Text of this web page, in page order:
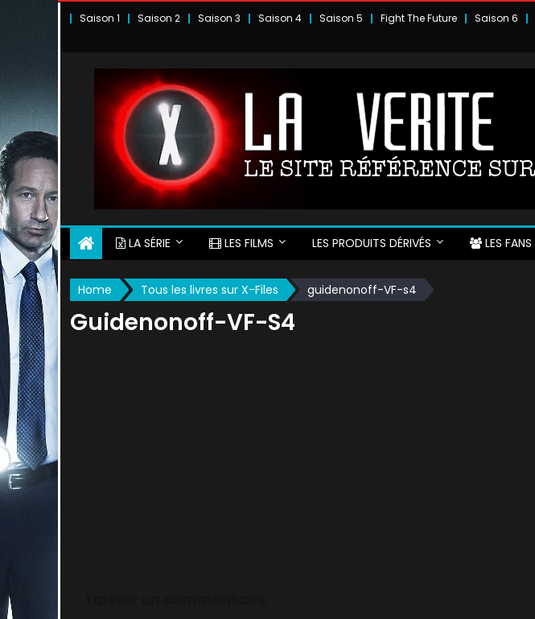
Saison 1 Saison 2 Saison 3 Saison 4 Saison 5 Fight The Future Saison 6
LA SÉRIE LES FILMS LES PRODUITS DÉRIVÉS LES FANS
Home Tous les livres sur X-Files guidenonoff-VF-s4
Guidenonoff-VF-S4